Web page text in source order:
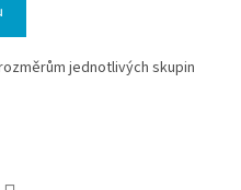
jednotlivých skupin